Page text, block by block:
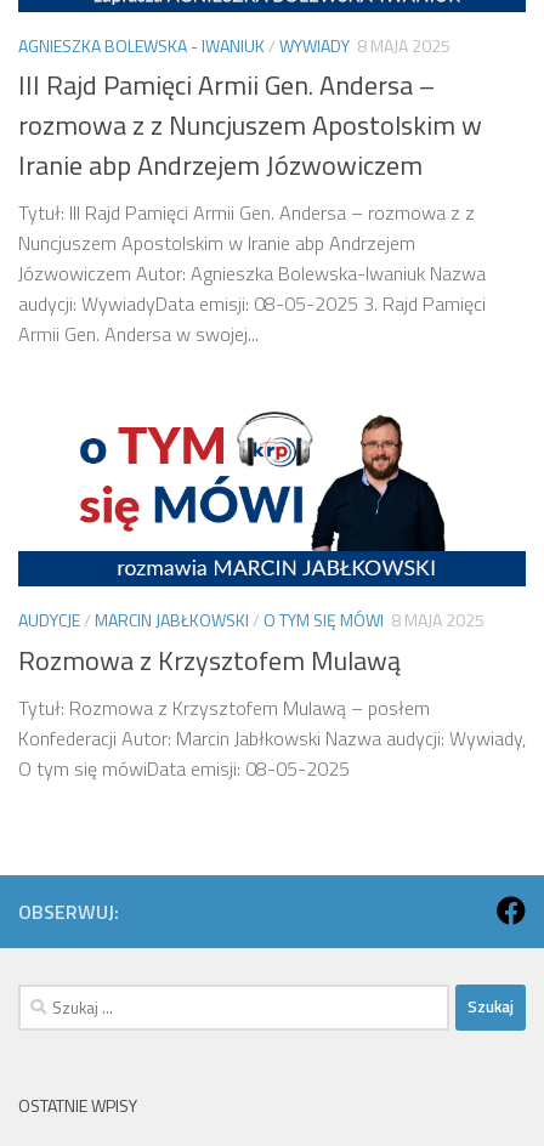
AGNIESZKA BOLEWSKA - IWANIUK/WYWIADY 8 MAJA 2025
III Rajd Pamięci Armii Gen. Andersa –
rozmowa z z Nuncjuszem Apostolskim w
Iranie abp Andrzejem Józwowiczem
Tytuł: III Rajd Pamięci Armii Gen. Andersa – rozmowa z z
Nuncjuszem Apostolskim w Iranie abp Andrzejem
Józwowiczem Autor: Agnieszka Bolewska-Iwaniuk Nazwa
audycji: WywiadyData emisji: 08-05-2025 3. Rajd Pamięci
Armii Gen. Andersa w swojej...
AUDYCJE/MARCIN JABŁKOWSKI/ O TYM SIĘ MÓWI 8 MAJA 2025
Rozmowa z Krzysztofem Mulawą
Tytuł: Rozmowa z Krzysztofem Mulawą – posłem
Konfederacji Autor: Marcin Jabłkowski Nazwa audycji: Wywiady,
O tym się mówiData emisji: 08-05-2025
OBSERWUJ:
Szukaj:
OSTATNIE WPISY